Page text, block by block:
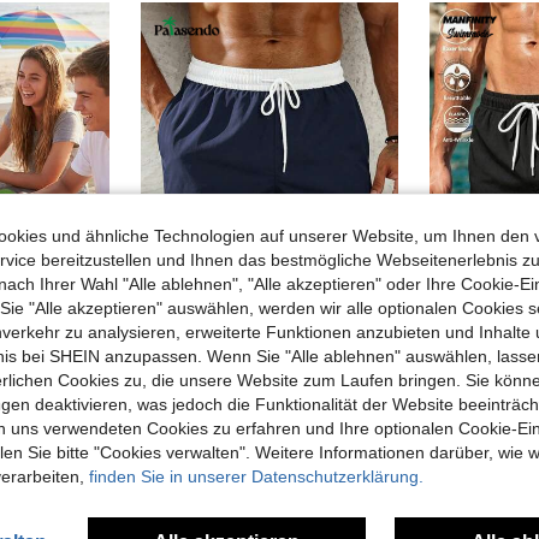
1 Stück Polyester Quadratische Flugschach Spielmatte, tragbares Würfelbrett Tuch, geeignet für Hawaii Urlaub, Familientreffen, Frühling/Herbst Picknick, Gartenparty, Erwachsenengruppe, Jungen und Mädchen interaktives Lernspiel Palasendo
EU Warehouse Palasendo Herren Lässig Marineblau Kontrastfarbe Kordelzug Strandshorts, Sommer Badehose für Herren, Poolparty Urlaub Badebekleidung Badesachen Strand
#2 Bestseller in Kordelzug Strandshorts für Herren
14,84€
#4 Bestseller
9,89€
und ähnliche Technologien auf unserer Website, um Ihnen den
bereitzustellen und Ihnen das bestmögliche Webseitenerlebnis
Ihrer Wahl "Alle ablehnen", "Alle akzeptieren" oder Ihre Cookie-
"Alle akzeptieren" auswählen, werden wir alle optionalen Cookies
zu analysieren, erweiterte Funktionen anzubieten und Inhalte
bei SHEIN anzupassen. Wenn Sie "Alle ablehnen" auswählen,
Cookies zu, die unsere Website zum Laufen bringen. Sie
deaktivieren, was jedoch die Funktionalität der Website
uns verwendeten Cookies zu erfahren und Ihre optionalen Cookie-
Sie bitte "Cookies verwalten". Weitere Informationen darüber, wie
finden Sie in unserer Datenschutzerklärung.